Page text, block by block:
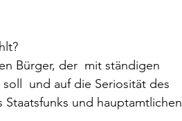
Bürger, der  mit ständigen
und auf die Seriosität des
und hauptamtlichen